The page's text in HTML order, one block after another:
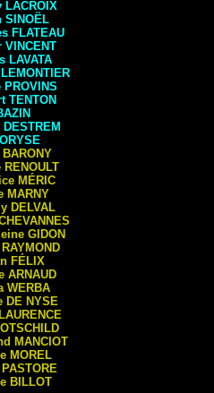
LACROIX
SINOËL
FLATEAU
VINCENT
LAVATA
LEMONTIER
PROVINS
TENTON
DESTREM
BARONY
RENOULT
MÉRIC
MARNY
DELVAL
GIDON
RAYMOND
FÉLIX
ARNAUD
WERBA
DE NYSE
LAURENCE
MANCIOT
MOREL
PASTORE
BILLOT